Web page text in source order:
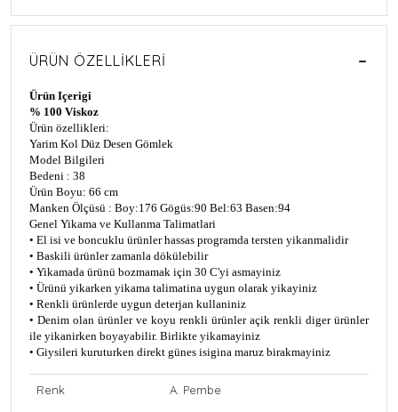
ÜRÜN ÖZELLIKLERI
Ürün Içerigi
% 100 Viskoz
Ürün özellikleri:
Yarim Kol Düz Desen Gömlek
Model Bilgileri
Bedeni : 38
Ürün Boyu: 66 cm
Manken Ölçüsü : Boy:176 Gögüs:90 Bel:63 Basen:94
Genel Yikama ve Kullanma Talimatlari
• El isi ve boncuklu ürünler hassas programda tersten yikanmalidir
• Baskili ürünler zamanla dökülebilir
• Yikamada ürünü bozmamak için 30 C'yi asmayiniz
• Ürünü yikarken yikama talimatina uygun olarak yikayiniz
• Renkli ürünlerde uygun deterjan kullaniniz
• Denim olan ürünler ve koyu renkli ürünler açik renkli diger ürünler
ile yikanirken boyayabilir. Birlikte yikamayiniz
• Giysileri kuruturken direkt günes isigina maruz birakmayiniz
Renk A. Pembe